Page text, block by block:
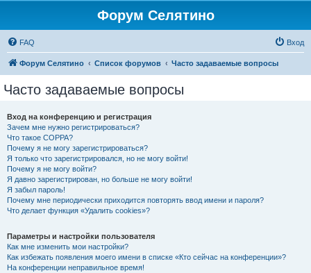
Форум Селятино
FAQ Вход
Форум Селятино Список форумов Часто задаваемые вопросы
Часто задаваемые вопросы
Вход на конференцию и регистрация
Зачем мне нужно регистрироваться?
Что такое COPPA?
Почему я не могу зарегистрироваться?
Я только что зарегистрировался, но не могу войти!
Почему я не могу войти?
Я давно зарегистрирован, но больше не могу войти!
Я забыл пароль!
Почему мне периодически приходится повторять ввод имени и пароля?
Что делает функция «Удалить cookies»?
Параметры и настройки пользователя
Как мне изменить мои настройки?
Как избежать появления моего имени в списке «Кто сейчас на конференции»?
На конференции неправильное время!